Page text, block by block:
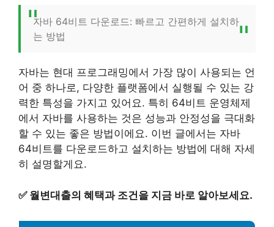
자바 64비트 다운로드: 빠르고 간편하게 설치하
는 방법
자바는 현대 프로그래밍에서 가장 많이 사용되는 언
어 중 하나로, 다양한 플랫폼에서 실행될 수 있는 강
력한 특성을 가지고 있어요. 특히 64비트 운영체제
에서 자바를 사용하는 것은 성능과 안정성을 극대화
할 수 있는 좋은 방법이에요. 이번 글에서는 자바
64비트를 다운로드하고 설치하는 방법에 대해 자세
히 설명할게요.
✅ 월변대출의 혜택과 조건을 지금 바로 알아보세요.